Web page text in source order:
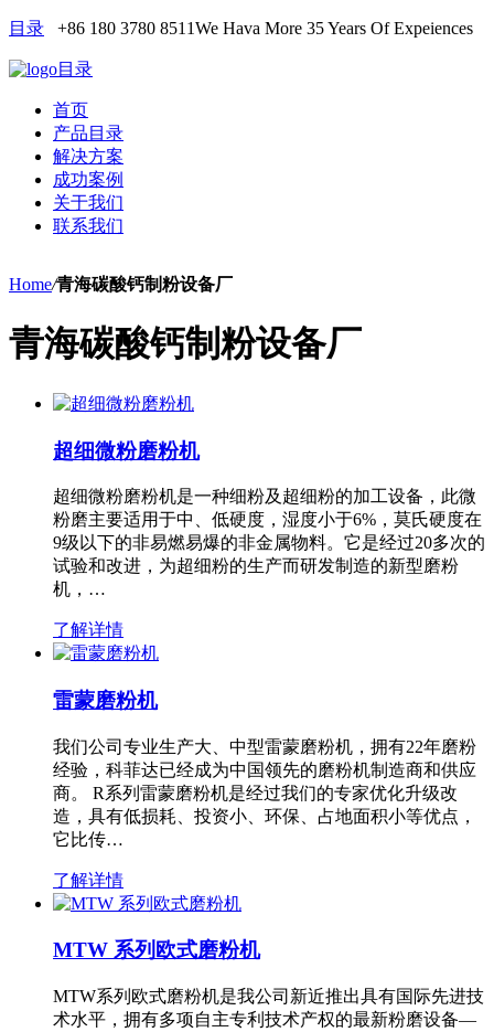
目录 +86 180 3780 8511We Hava More 35 Years Of Expeiences
目录
首页
产品目录
解决方案
成功案例
关于我们
联系我们
Home/青海碳酸钙制粉设备厂
青海碳酸钙制粉设备厂
超细微粉磨粉机
超细微粉磨粉机是一种细粉及超细粉的加工设备，此微
粉磨主要适用于中、低硬度，湿度小于6%，莫氏硬度在
9级以下的非易燃易爆的非金属物料。它是经过20多次的
试验和改进，为超细粉的生产而研发制造的新型磨粉
机，…
了解详情
雷蒙磨粉机
我们公司专业生产大、中型雷蒙磨粉机，拥有22年磨粉
经验，科菲达已经成为中国领先的磨粉机制造商和供应
商。 R系列雷蒙磨粉机是经过我们的专家优化升级改
造，具有低损耗、投资小、环保、占地面积小等优点，
它比传…
了解详情
MTW 系列欧式磨粉机
MTW系列欧式磨粉机是我公司新近推出具有国际先进技
术水平，拥有多项自主专利技术产权的最新粉磨设备—